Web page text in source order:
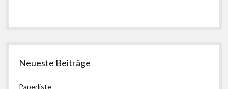
Neueste Beiträge
Paperliste